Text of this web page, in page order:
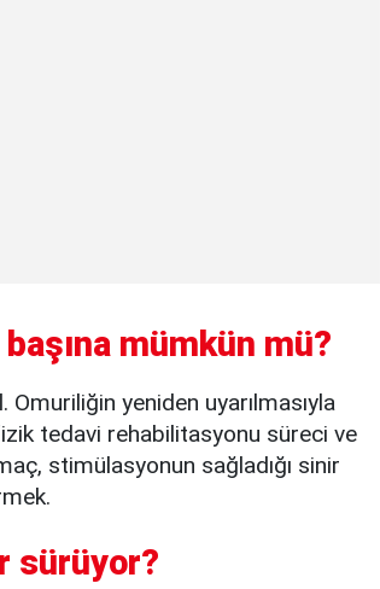
mümkün mü?
yeniden uyarılmasıyla
tedavi rehabilitasyonu süreci ve
stimülasyonun sağladığı sinir
sürüyor?